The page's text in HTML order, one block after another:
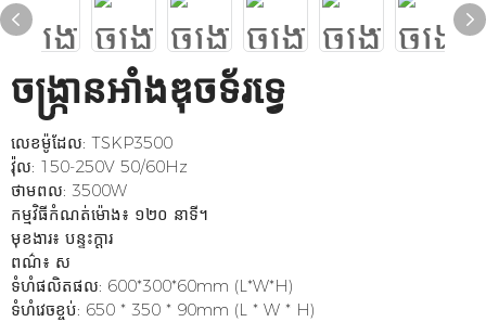
ចង្ក្រានអាំងឌុចទ័រទ្វេ
លេខម៉ូដែល: TSKP3500
វ៉ុល: 150-250V 50/60Hz
ថាមពល: 3500W
កម្មវិធីកំណត់ម៉ោង៖ ១២០ នាទី។
មុខងារ៖ បន្ទះក្តារ
ពណ៌៖ ស
ទំហំផលិតផល: 600*300*60mm (L*W*H)
ទំហំវេចខ្ចប់: 650 * 350 * 90mm (L * W * H)